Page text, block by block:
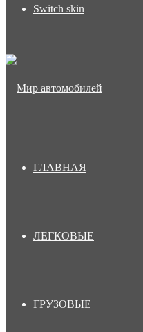
Switch skin
ГЛАВНАЯ
ЛЕГКОВЫЕ
ГРУЗОВЫЕ